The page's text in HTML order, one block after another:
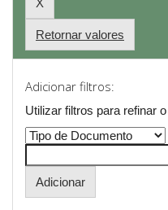
Retornar valores
Adicionar filtros:
Utilizar filtros para refinar